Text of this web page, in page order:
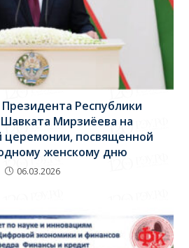
Республики
Мирзиёева на
церемонии, посвященной
женскому дню
06.03.2026